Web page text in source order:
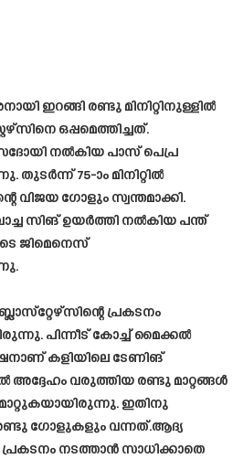
ഇറങ്ങി രണ്ടു മിനിറ്റിനുള്ളില്‍
ഒപ്പമെത്തിച്ചത്.
നൽകിയ പാസ് പെപ്ര
75-ാം മിനിറ്റില്‍
വിജയ ഗോളും സ്വന്തമാക്കി.
സിങ് ഉയര്‍ത്തി നല്‍കിയ പന്ത്
ജിമെനെസ്
ബ്ലാസ്‌റ്റേഴ്‌സിന്റെ പ്രകടനം
പിന്നീട് കോച്ച് മൈക്കല്‍
കളിയിലെ ടേണിങ്
അദ്ദേഹം വരുത്തിയ രണ്ടു മാറ്റങ്ങള്‍
മാറ്റുകയായിരുന്നു. ഇതിനു
രണ്ടു ഗോളുകളും വന്നത്.ആദ്യ
നടത്താന്‍ സാധിക്കാതെ